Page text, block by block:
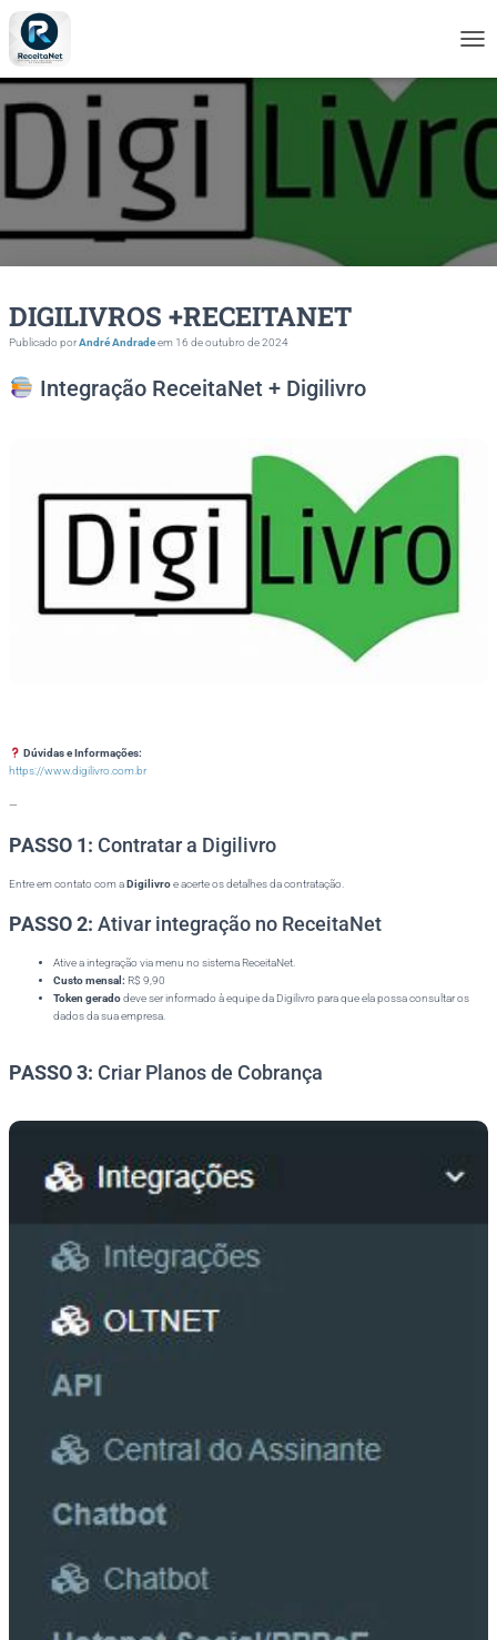
L
E
R
A
A
V
DIGILIVROS +RECEITANET
Publicado porAndré Andradeem 16 de outubro de 2024
Integração ReceitaNet + Digilivro
Dúvidas e Informações:
https://www.digilivro.com.br
—
PASSO 1: Contratar a Digilivro
Entre em contato com aDigilivroe acerte os detalhes da contratação.
PASSO 2: Ativar integração no ReceitaNet
Ative a integração via menu no sistema ReceitaNet.
Custo mensal: R$ 9,90
Token geradodeve ser informado à equipe da Digilivro para que ela possa consultar os
dados da sua empresa.
PASSO 3: Criar Planos de Cobrança